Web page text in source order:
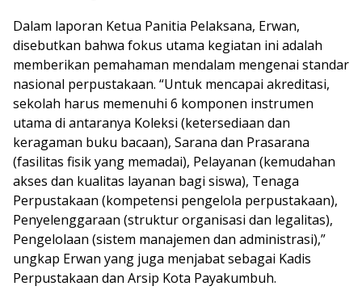
Dalam laporan Ketua Panitia Pelaksana, Erwan,
disebutkan bahwa fokus utama kegiatan ini adalah
memberikan pemahaman mendalam mengenai standar
nasional perpustakaan. “Untuk mencapai akreditasi,
sekolah harus memenuhi 6 komponen instrumen
utama di antaranya Koleksi (ketersediaan dan
keragaman buku bacaan), Sarana dan Prasarana
(fasilitas fisik yang memadai), Pelayanan (kemudahan
akses dan kualitas layanan bagi siswa), Tenaga
Perpustakaan (kompetensi pengelola perpustakaan),
Penyelenggaraan (struktur organisasi dan legalitas),
Pengelolaan (sistem manajemen dan administrasi),”
ungkap Erwan yang juga menjabat sebagai Kadis
Perpustakaan dan Arsip Kota Payakumbuh.